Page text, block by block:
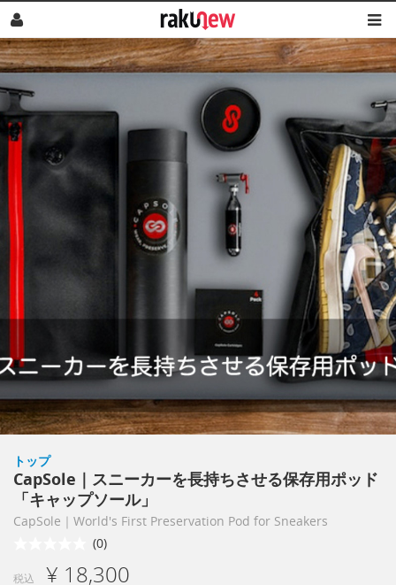
トップ
CapSole｜スニーカーを長持ちさせる保存用ポッド
「キャップソール」
CapSole｜World's First Preservation Pod for Sneakers
(0)
税込 ¥ 18,300